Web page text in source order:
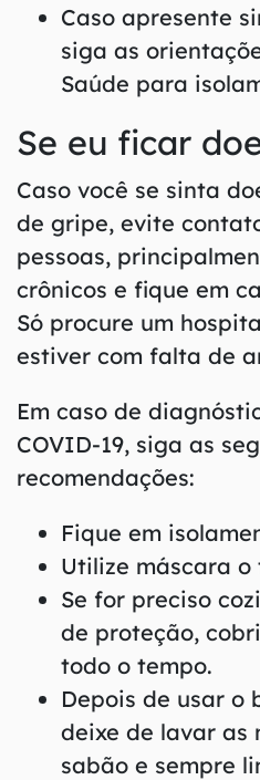
Caso apresente
siga as
Saúde para
Se eu ficar
Caso você se sinta
de gripe, evite
pessoas,
crônicos e fique em
Só procure um
estiver com falta de
Em caso de
COVID-19, siga as
recomendações:
Fique em
Utilize máscara o
Se for preciso
de proteção,
todo o tempo.
Depois de usar o
deixe de lavar as
sabão e sempre